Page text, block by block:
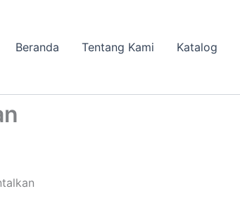
Beranda Tentang Kami Katalog